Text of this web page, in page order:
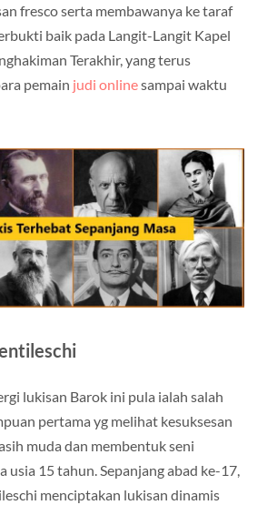
fresco serta membawanya ke taraf
baik pada Langit-Langit Kapel
Terakhir, yang terus
pemain judi onlinesampai waktu
lukisan Barok ini pula ialah salah
pertama yg melihat kesuksesan
muda dan membentuk seni
usia 15 tahun. Sepanjang abad ke-17,
menciptakan lukisan dinamis